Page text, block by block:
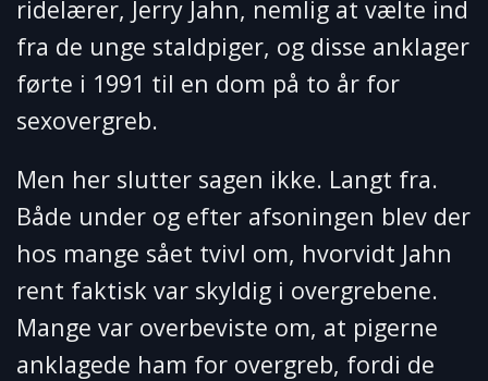
ridelærer, Jerry Jahn, nemlig at vælte ind
fra de unge staldpiger, og disse anklager
førte i 1991 til en dom på to år for
sexovergreb.
Men her slutter sagen ikke. Langt fra.
Både under og efter afsoningen blev der
hos mange sået tvivl om, hvorvidt Jahn
rent faktisk var skyldig i overgrebene.
Mange var overbeviste om, at pigerne
anklagede ham for overgreb, fordi de